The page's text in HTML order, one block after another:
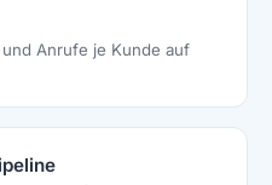
Anrufe je Kunde auf